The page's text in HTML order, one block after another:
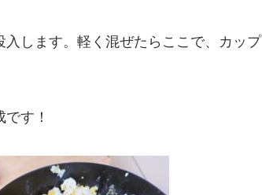
します。軽く混ぜたらここで、カップ
す！